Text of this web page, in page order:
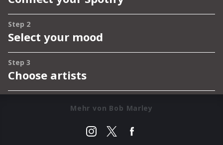
Mehr von Bob Marley